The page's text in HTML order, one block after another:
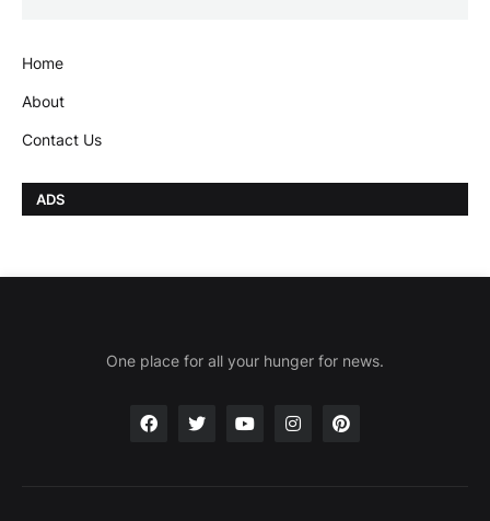
Home
About
Contact Us
ADS
One place for all your hunger for news.